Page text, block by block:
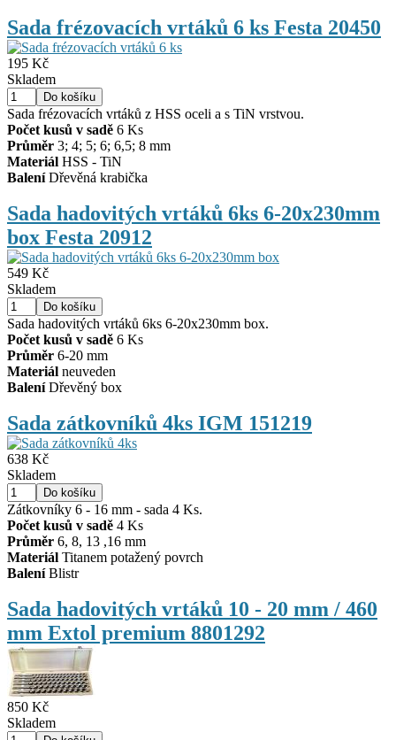
Sada frézovacích vrtáků 6 ks Festa 20450
195 Kč
Skladem
Sada frézovacích vrtáků z HSS oceli a s TiN vrstvou.
Počet kusů v sadě 6 Ks
Průměr 3; 4; 5; 6; 6,5; 8 mm
Materiál HSS - TiN
BaleníDřevěná krabička
Sada hadovitých vrtáků 6ks 6-20x230mm
box Festa 20912
549 Kč
Skladem
Sada hadovitých vrtáků 6ks 6-20x230mm box.
Počet kusů v sadě 6 Ks
Průměr 6-20 mm
Materiál neuveden
BaleníDřevěný box
Sada zátkovníků 4ks IGM 151219
638 Kč
Skladem
Zátkovníky 6 - 16 mm - sada 4 Ks.
Počet kusů v sadě 4 Ks
Průměr 6, 8, 13 ,16 mm
Materiál Titanem potažený povrch
BaleníBlistr
Sada hadovitých vrtáků 10 - 20 mm / 460
mm Extol premium 8801292
850 Kč
Skladem